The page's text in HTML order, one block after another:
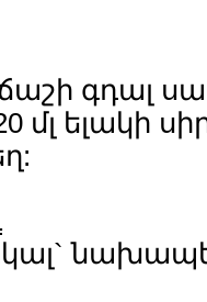
գդալ
մլ ելակի